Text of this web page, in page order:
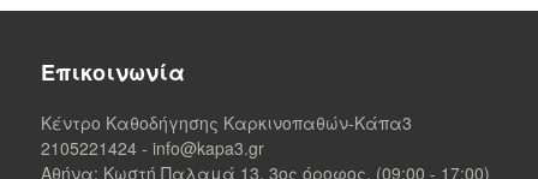
Επικοινωνία
Κέντρο Καθοδήγησης Καρκινοπαθών-Κάπα3
2105221424 - info@kapa3.gr
Αθήνα: Κωστή Παλαμά 13, 3ος όροφος, (09:00 - 17:00)